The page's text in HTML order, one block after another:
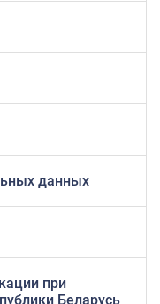
данных
при
Беларусь